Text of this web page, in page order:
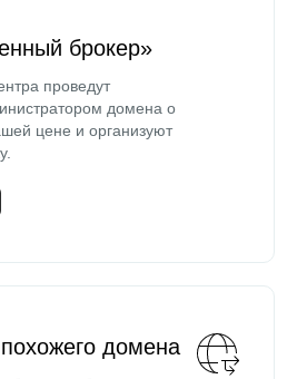
брокер»
проведут
домена о
цене и организуют
домена